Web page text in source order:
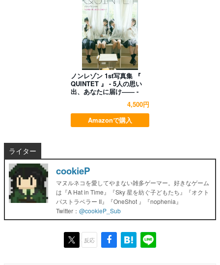
ノンレゾン 1st写真集 『
QUINTET 』 - 5人の思い
出、あなたに届け―― -
4,500円
Amazonで購入
ライター
cookieP
マヌルネコを愛してやまない雑多ゲーマー。好きなゲーム
は『A Hat in Time』『Sky 星を紡ぐ子どもたち』『オクト
パストラベラー II』『OneShot 』『nophenia』
Twitter： @cookieP_Sub
反応